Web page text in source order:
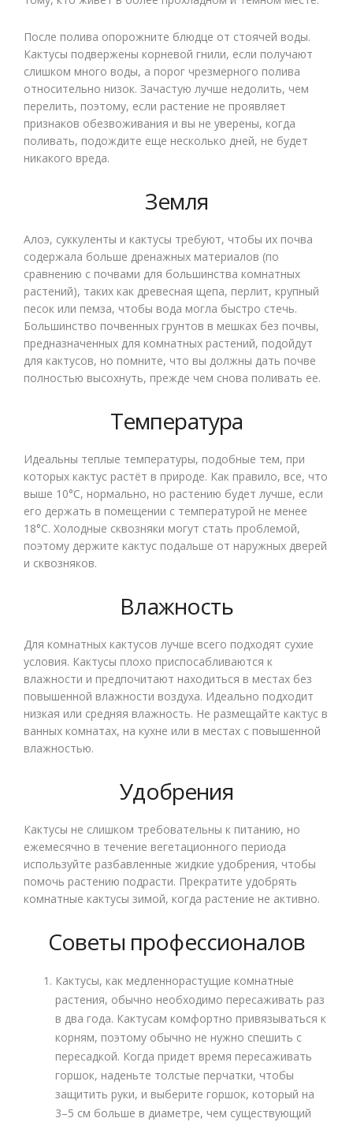
После полива опорожните блюдце от стоячей воды.
Кактусы подвержены корневой гнили, если получают
слишком много воды, а порог чрезмерного полива
относительно низок. Зачастую лучше недолить, чем
перелить, поэтому, если растение не проявляет
признаков обезвоживания и вы не уверены, когда
поливать, подождите еще несколько дней, не будет
никакого вреда.
Земля
Алоэ, суккуленты и кактусы требуют, чтобы их почва
содержала больше дренажных материалов (по
сравнению с почвами для большинства комнатных
растений), таких как древесная щепа, перлит, крупный
песок или пемза, чтобы вода могла быстро стечь.
Большинство почвенных грунтов в мешках без почвы,
предназначенных для комнатных растений, подойдут
для кактусов, но помните, что вы должны дать почве
полностью высохнуть, прежде чем снова поливать ее.
Температура
Идеальны теплые температуры, подобные тем, при
которых кактус растёт в природе. Как правило, все, что
выше 10°С, нормально, но растению будет лучше, если
его держать в помещении с температурой не менее
18°С. Холодные сквозняки могут стать проблемой,
поэтому держите кактус подальше от наружных дверей
и сквозняков.
Влажность
Для комнатных кактусов лучше всего подходят сухие
условия. Кактусы плохо приспосабливаются к
влажности и предпочитают находиться в местах без
повышенной влажности воздуха. Идеально подходит
низкая или средняя влажность. Не размещайте кактус в
ванных комнатах, на кухне или в местах с повышенной
влажностью.
Удобрения
Кактусы не слишком требовательны к питанию, но
ежемесячно в течение вегетационного периода
используйте разбавленные жидкие удобрения, чтобы
помочь растению подрасти. Прекратите удобрять
комнатные кактусы зимой, когда растение не активно.
Советы профессионалов
Кактусы, как медленнорастущие комнатные
растения, обычно необходимо пересаживать раз
в два года. Кактусам комфортно привязываться к
корням, поэтому обычно не нужно спешить с
пересадкой. Когда придет время пересаживать
горшок, наденьте толстые перчатки, чтобы
защитить руки, и выберите горшок, который на
3–5 см больше в диаметре, чем существующий